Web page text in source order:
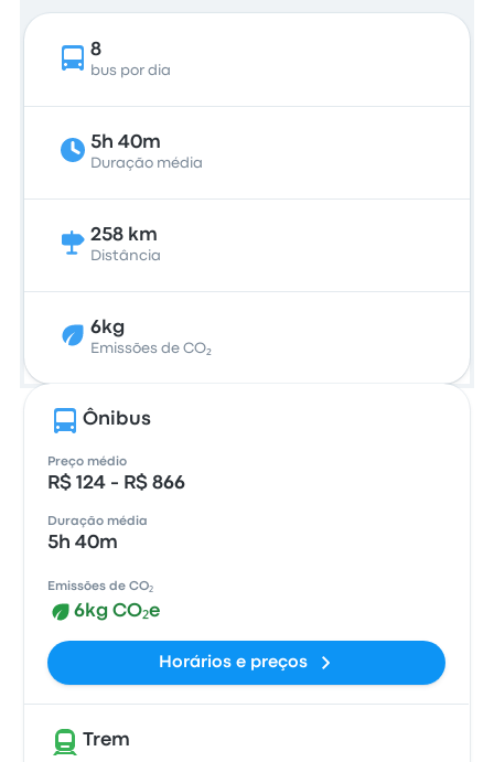
8
bus por dia
5h 40m
Duração média
258 km
Distância
6kg
Emissões de CO₂
Ônibus
Preço médio
R$ 124 - R$ 866
Duração média
5h 40m
Emissões de CO₂
6kg CO₂e
Horários e preços
Trem